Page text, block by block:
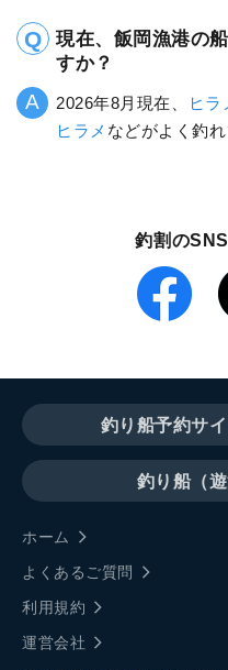
現在、飯岡漁港の
2026年8月現在、 ヒラ
釣り船予約サ
釣り船（